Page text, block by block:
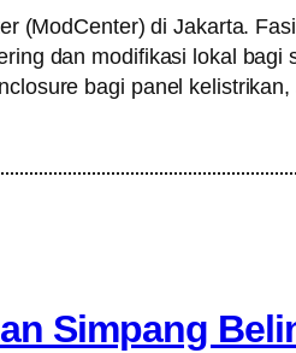
(ModCenter) di Jakarta.
dan modifikasi lokal
bagi panel
Simpang